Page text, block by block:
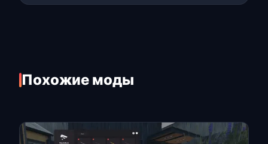
Похожие моды